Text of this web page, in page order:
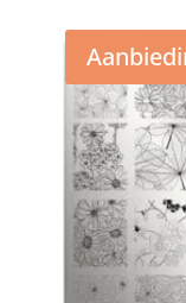
€9,95.